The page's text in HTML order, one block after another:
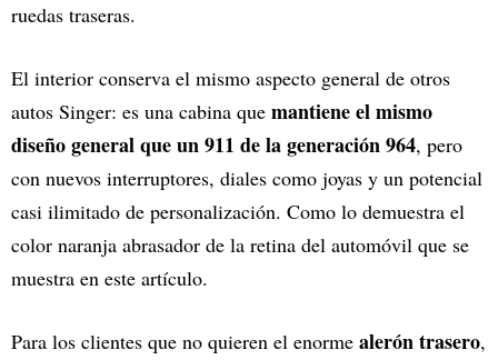
ruedas traseras.
El interior conserva el mismo aspecto general de otros
autos Singer: es una cabina que mantiene el mismo
diseño general que un 911 de la generación 964, pero
con nuevos interruptores, diales como joyas y un potencial
casi ilimitado de personalización. Como lo demuestra el
color naranja abrasador de la retina del automóvil que se
muestra en este artículo.
Para los clientes que no quieren el enorme alerón trasero,